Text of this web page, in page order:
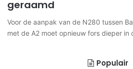
geraamd
Voor de aanpak van de N280 tussen
met de A2 moet opnieuw fors dieper in
Populair